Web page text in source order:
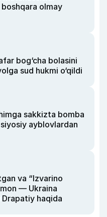
olmay
bog‘cha bolasini
sud hukmi o‘qildi
sakkizta bomba
ayblovlardan
va “Izvarino
— Ukraina
Drapatiy haqida